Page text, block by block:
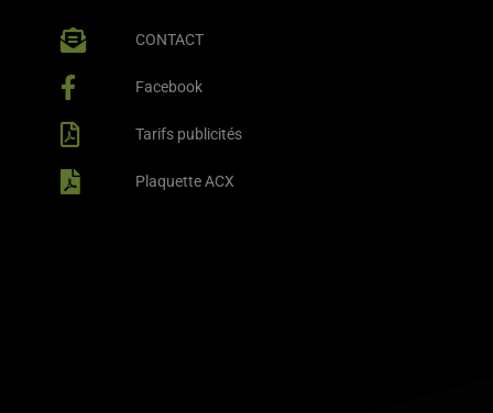
CONTACT
Facebook
Tarifs publicités
Plaquette ACX